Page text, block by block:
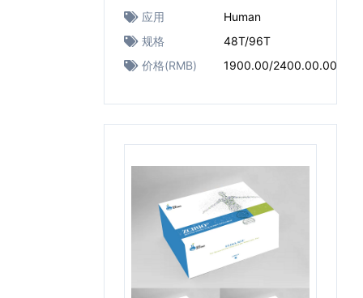
应用
Human
规格
48T/96T
价格(RMB)
1900.00/2400.00.00